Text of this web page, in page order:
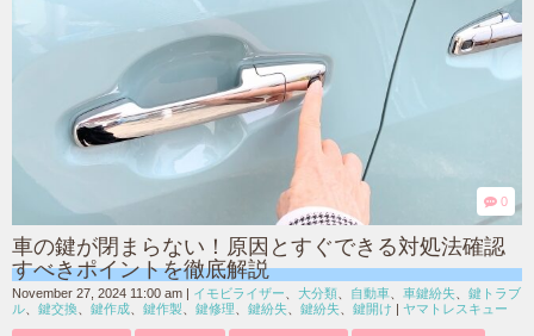
0
車の鍵が閉まらない！原因とすぐできる対処法確認
すべきポイントを徹底解説
November 27, 2024 11:00 am イモビライザー、 大分類、 自動車、 車鍵紛失、 鍵トラブ
ル、 鍵交換、 鍵作成、 鍵作製、 鍵修理、 鍵紛失、 鍵紛失、 鍵開け ヤマトレスキュー